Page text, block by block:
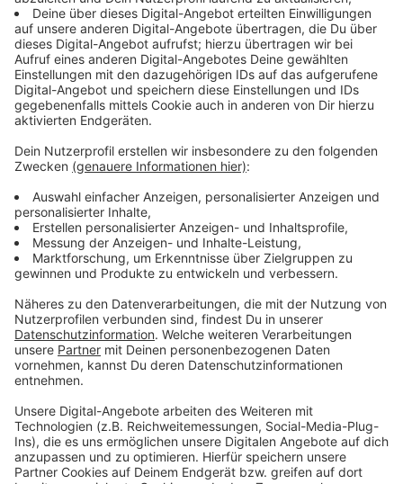
Genau das kritisierte die Opposition. CDU-
Fraktionschef Stefan Weber sagte: Die ständige
Schieberei auf die lange Bank gehe mit dem gefassten
Beschluss einfach nur weiter. Jetzt stimme man zu
und in der nächsten Ratssitzung werde das Projekt
möglicherweise schon wieder ad acta gelegt, so
Weber.
Ratssitzung war lange unterbrochen
Anzeige
Die entscheidende Ratssitzung zum Musikcampus war
am Abend fast anderthalb Stunden lang unterbrochen
worden. Grund war, dass sich das Rathaus-Bündnis von
Grünen, SPD und Volt noch beraten musste. Es gab
lautstarken Protest der Oppositionsparteien.
Oberbürgermeister Markus Lewe sprach sogar von
einer Zumutung für die Zuschauer der Ratssitzung.